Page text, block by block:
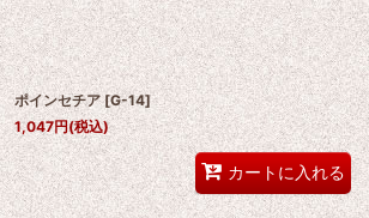
ポインセチア [G-14]
1,047円(税込)
カートに入れる